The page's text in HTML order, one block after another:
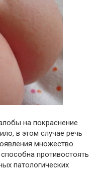
на покраснение
в этом случае речь
множество.
противостоять
патологических